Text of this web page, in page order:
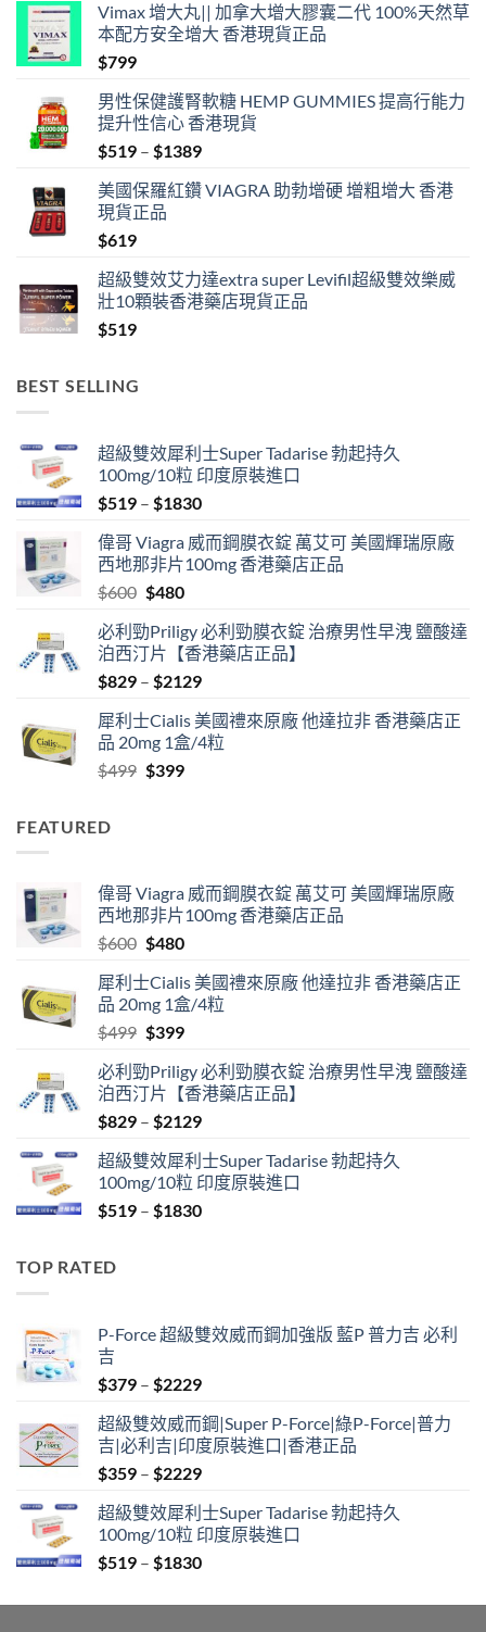
Vimax 增大丸|| 加拿大增大膠囊二代 100%天然草
本配方安全增大 香港現貨正品
$799
男性保健護腎軟糖 HEMP GUMMIES 提高行能力
提升性信心 香港現貨
$519 – $1389Price
$519
美國保羅紅鑽 VIAGRA 助勃增硬 增粗增大 香港
現貨正品
$619
超級雙效艾力達extra super Levifil超級雙效樂威
壯10顆裝香港藥店現貨正品
$519
BEST SELLING
超級雙效犀利士Super Tadarise 勃起持久
100mg/10粒 印度原裝進口
$519 – $1830Price
$519
through
偉哥 Viagra 威而鋼膜衣錠 萬艾可 美國輝瑞原廠
西地那非片100mg 香港藥店正品
$600 Original
was:
$600.
$480Current
is:
$480.
必利勁Priligy 必利勁膜衣錠 治療男性早洩 鹽酸達
泊西汀片【香港藥店正品】
$829 – $2129Price
$829
through
犀利士Cialis 美國禮來原廠 他達拉非 香港藥店正
品 20mg 1盒/4粒
$499 Original
$399Current
FEATURED
偉哥 Viagra 威而鋼膜衣錠 萬艾可 美國輝瑞原廠
西地那非片100mg 香港藥店正品
$600 Original
was:
$600.
$480Current
is:
$480.
犀利士Cialis 美國禮來原廠 他達拉非 香港藥店正
品 20mg 1盒/4粒
$499 Original
was:
$499.
$399Current
is:
$399.
必利勁Priligy 必利勁膜衣錠 治療男性早洩 鹽酸達
泊西汀片【香港藥店正品】
$829 – $2129Price
$829
through
$2129
超級雙效犀利士Super Tadarise 勃起持久
100mg/10粒 印度原裝進口
$519 – $1830Price
TOP RATED
P-Force 超級雙效威而鋼加強版 藍P 普力吉 必利
吉
$379 – $2229Price
$379
through
$2229
超級雙效威而鋼|Super P-Force|綠P-Force|普力
吉|必利吉|印度原裝進口|香港正品
$359 – $2229Price
$359
through
$2229
超級雙效犀利士Super Tadarise 勃起持久
100mg/10粒 印度原裝進口
$519 – $1830Price
$519